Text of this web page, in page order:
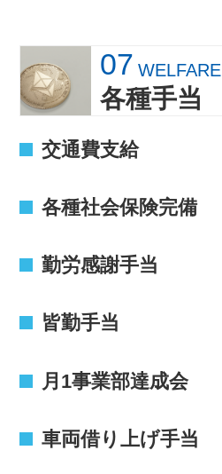
07 WELFARE
各種手当
交通費支給
各種社会保険完備
勤労感謝手当
皆勤手当
月1事業部達成会
車両借り上げ手当